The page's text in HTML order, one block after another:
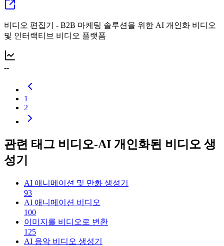
비디오 편집기 - B2B 마케팅 솔루션을 위한 AI 개인화 비디오
및 인터랙티브 비디오 플랫폼
--
1
2
관련 태그 비디오-AI 개인화된 비디오 생
성기
AI 애니메이션 및 만화 생성기
93
AI 애니메이션 비디오
100
이미지를 비디오로 변환
125
AI 음악 비디오 생성기